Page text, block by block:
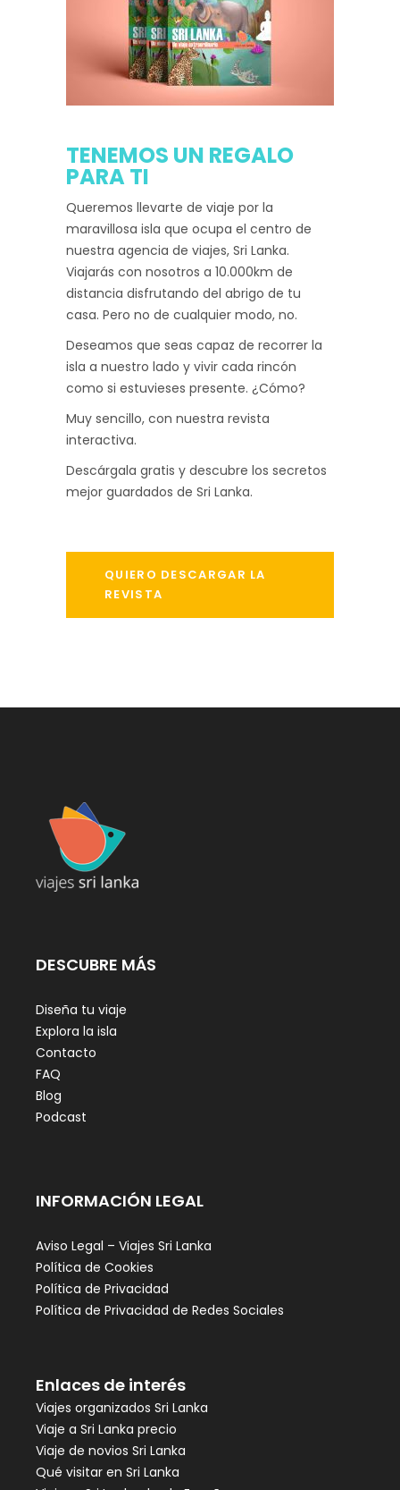
TENEMOS UN REGALO
PARA TI
Queremos llevarte de viaje por la
maravillosa isla que ocupa el centro de
nuestra agencia de viajes, Sri Lanka.
Viajarás con nosotros a 10.000km de
distancia disfrutando del abrigo de tu
casa. Pero no de cualquier modo, no.
Deseamos que seas capaz de recorrer la
isla a nuestro lado y vivir cada rincón
como si estuvieses presente. ¿Cómo?
Muy sencillo, con nuestra revista
interactiva.
Descárgala gratis y descubre los secretos
mejor guardados de Sri Lanka.
QUIERO DESCARGAR LA
REVISTA
DESCUBRE MÁS
Diseña tu viaje
Explora la isla
Contacto
FAQ
Blog
Podcast
INFORMACIÓN LEGAL
Aviso Legal – Viajes Sri Lanka
Política de Cookies
Política de Privacidad
Política de Privacidad de Redes Sociales
Enlaces de interés
Viajes organizados Sri Lanka
Viaje a Sri Lanka precio
Viaje de novios Sri Lanka
Qué visitar en Sri Lanka